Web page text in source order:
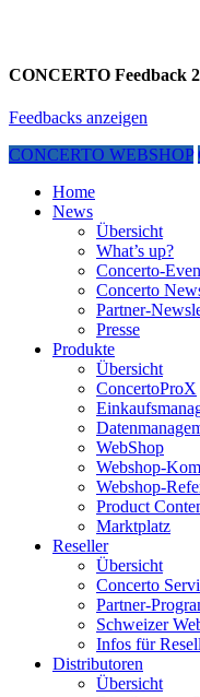
CONCERTO Feedback
Feedbacks anzeigen
CONCERTO WEBSHOP
Home
News
Übersicht
What’s up?
Concerto-
Concerto
Partner-
Presse
Produkte
Übersicht
ConcertoProX
WebShop
Webshop-
Webshop-
Product
Marktplatz
Reseller
Übersicht
Concerto
Partner-
Schweizer
Infos für
Distributoren
Übersicht